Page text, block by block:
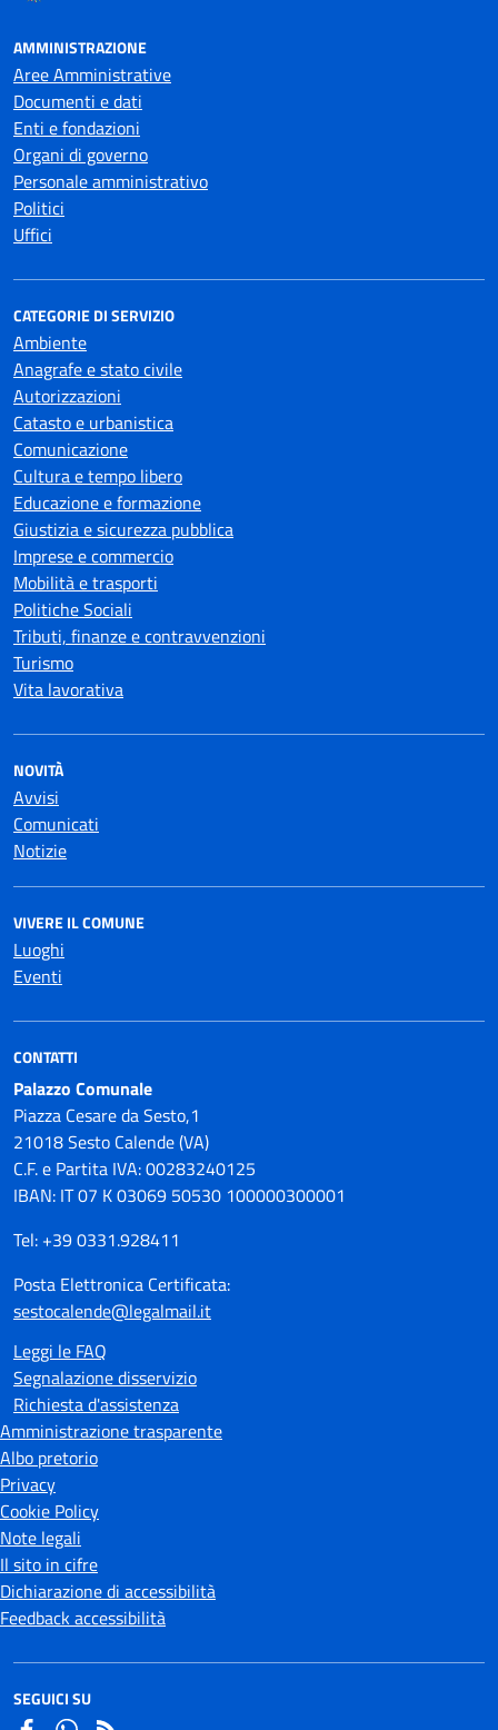
AMMINISTRAZIONE
Aree Amministrative
Documenti e dati
Enti e fondazioni
Organi di governo
Personale amministrativo
Politici
Uffici
CATEGORIE DI SERVIZIO
Ambiente
Anagrafe e stato civile
Autorizzazioni
Catasto e urbanistica
Comunicazione
Cultura e tempo libero
Educazione e formazione
Giustizia e sicurezza pubblica
Imprese e commercio
Mobilità e trasporti
Politiche Sociali
Tributi, finanze e contravvenzioni
Turismo
Vita lavorativa
NOVITÀ
Avvisi
Comunicati
Notizie
VIVERE IL COMUNE
Luoghi
Eventi
CONTATTI
Palazzo Comunale
Piazza Cesare da Sesto,1
21018 Sesto Calende (VA)
C.F. e Partita IVA: 00283240125
IBAN: IT 07 K 03069 50530 100000300001
Tel: +39 0331.928411
Posta Elettronica Certificata:
sestocalende@legalmail.it
Leggi le FAQ
Segnalazione disservizio
Richiesta d'assistenza
Amministrazione trasparente
Albo pretorio
Privacy
Cookie Policy
Note legali
Il sito in cifre
Dichiarazione di accessibilità
Feedback accessibilità
SEGUICI SU